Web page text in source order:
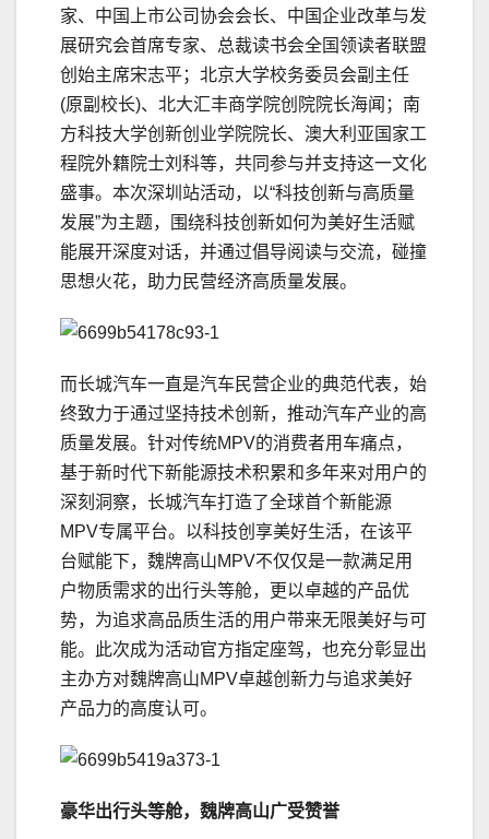
家、中国上市公司协会会长、中国企业改革与发
展研究会首席专家、总裁读书会全国领读者联盟
创始主席宋志平；北京大学校务委员会副主任
(原副校长)、北大汇丰商学院创院院长海闻；南
方科技大学创新创业学院院长、澳大利亚国家工
程院外籍院士刘科等，共同参与并支持这一文化
盛事。本次深圳站活动，以“科技创新与高质量
发展”为主题，围绕科技创新如何为美好生活赋
能展开深度对话，并通过倡导阅读与交流，碰撞
思想火花，助力民营经济高质量发展。
而长城汽车一直是汽车民营企业的典范代表，始
终致力于通过坚持技术创新，推动汽车产业的高
质量发展。针对传统MPV的消费者用车痛点，
基于新时代下新能源技术积累和多年来对用户的
深刻洞察，长城汽车打造了全球首个新能源
MPV专属平台。以科技创享美好生活，在该平
台赋能下，魏牌高山MPV不仅仅是一款满足用
户物质需求的出行头等舱，更以卓越的产品优
势，为追求高品质生活的用户带来无限美好与可
能。此次成为活动官方指定座驾，也充分彰显出
主办方对魏牌高山MPV卓越创新力与追求美好
产品力的高度认可。
豪华出行头等舱，魏牌高山广受赞誉